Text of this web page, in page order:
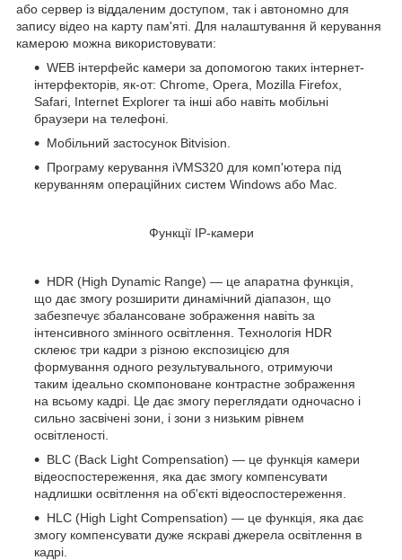
або сервер із віддаленим доступом, так і автономно для
запису відео на карту пам'яті. Для налаштування й керування
камерою можна використовувати:
WEB інтерфейс камери за допомогою таких інтернет-
інтерфекторів, як-от: Chrome, Opera, Mozilla Firefox,
Safari, Internet Explorer та інші або навіть мобільні
браузери на телефоні.
Мобільний застосунок Bitvision.
Програму керування iVMS320 для комп'ютера під
керуванням операційних систем Windows або Mac.
Функції IP-камери
HDR (High Dynamic Range) — це апаратна функція,
що дає змогу розширити динамічний діапазон, що
забезпечує збалансоване зображення навіть за
інтенсивного змінного освітлення. Технологія HDR
склеює три кадри з різною експозицією для
формування одного результувального, отримуючи
таким ідеально скомпоноване контрастне зображення
на всьому кадрі. Це дає змогу переглядати одночасно і
сильно засвічені зони, і зони з низьким рівнем
освітленості.
BLC (Back Light Compensation) — це функція камери
відеоспостереження, яка дає змогу компенсувати
надлишки освітлення на об'єкті відеоспостереження.
HLC (High Light Compensation) — це функція, яка дає
змогу компенсувати дуже яскраві джерела освітлення в
кадрі.